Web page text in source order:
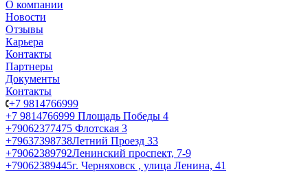
О компании
Новости
Отзывы
Карьера
Контакты
Партнеры
Документы
Контакты
+7 9814766999
+7 9814766999 Площадь Победы 4
+79062377475 Флотская 3
+79637398738Летний Проезд 33
+79062389792Ленинский проспект, 7-9
+79062389445г. Черняховск , улица Ленина, 41